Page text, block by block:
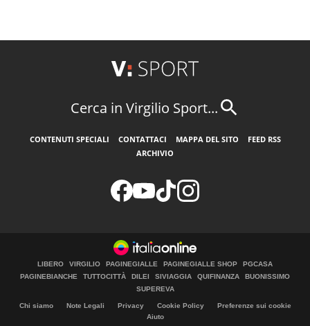
Cerca in Virgilio Sport...
CONTENUTI SPECIALI CONTATTACI MAPPA DEL SITO
FEED RSS
ARCHIVIO
LIBERO VIRGILIO PAGINEGIALLE PAGINEGIALLE SHOP
PGCASA
PAGINEBIANCHE
TUTTOCITTÀ DILEI SIVIAGGIA QUIFINANZA
BUONISSIMO
SUPEREVA
Chi siamo Note Legali Privacy Cookie Policy
Preferenze sui cookie
Aiuto